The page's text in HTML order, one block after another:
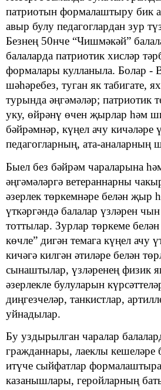
патриотын формалаштыру бик
авыр булу педагоглардан зур
Безнең 50нче “Чишмәкәй”
балаларда патриотик хисләр
формалары кулланыла. Болар -
шәһәребез, туган як табигате,
турында әңгәмәләр; патриотик
уку, өйрәнү өчен җырлар һәм
бәйрәмнәр, күңел ачу кичәләре
педагогларның, ата-аналарның
Быел без бәйрәм чараларына
әңгәмәләргә ветераннарны
әзерлек төркемнәре белән җыр
үткәргәндә балалар үзләрен
тоттылар. Зурлар төркеме
көчле” дигән темага күңел ачу
кичәгә килгән әтиләре белән
сынаштылар, үзләренең физик
әзерлекле булуларын
диңгезчеләр, танкистлар,
уйнадылар.
Бу уздырылган чаралар
гражданнары, лаеклы кешеләре
итүче сыйфатлар
казанышлары, геройларның